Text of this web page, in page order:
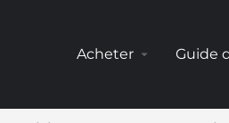
Acheter arrow_drop_down Guide